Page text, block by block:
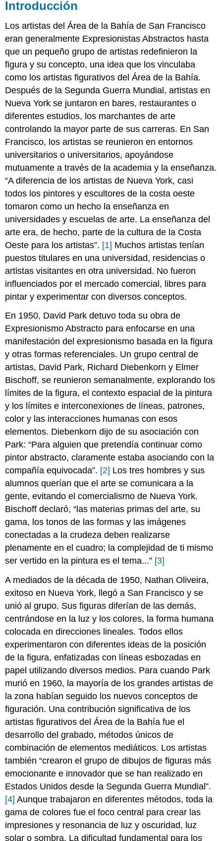
David
Richard
Diebenkorn
Elmer
Bischoff
Wayne
Thiebaud
Nathan
Oliveira
Joan
Brown
Manuel
Neri
Henrietta
Berk
Introducción
Los artistas del Área de la Bahía de San Francisco
eran generalmente Expresionistas Abstractos hasta
que un pequeño grupo de artistas redefinieron la
figura y su concepto, una idea que los vinculaba
como los artistas figurativos del Área de la Bahía.
Después de la Segunda Guerra Mundial, artistas en
Nueva York se juntaron en bares, restaurantes o
diferentes estudios, los marchantes de arte
controlando la mayor parte de sus carreras. En San
Francisco, los artistas se reunieron en entornos
universitarios o universitarios, apoyándose
mutuamente a través de la academia y la enseñanza.
“A diferencia de los artistas de Nueva York, casi
todos los pintores y escultores de la costa oeste
tomaron como un hecho la enseñanza en
universidades y escuelas de arte. La enseñanza del
arte era, de hecho, parte de la cultura de la Costa
Oeste para los artistas”. [1] Muchos artistas tenían
puestos titulares en una universidad, residencias o
artistas visitantes en otra universidad. No fueron
influenciados por el mercado comercial, libres para
pintar y experimentar con diversos conceptos.
En 1950, David Park detuvo toda su obra de
Expresionismo Abstracto para enfocarse en una
manifestación del expresionismo basada en la figura
y otras formas referenciales. Un grupo central de
artistas, David Park, Richard Diebenkorn y Elmer
Bischoff, se reunieron semanalmente, explorando los
límites de la figura, el contexto espacial de la pintura
y los límites e interconexiones de líneas, patrones,
color y las interacciones humanas con esos
elementos. Diebenkorn dijo de su asociación con
Park: “Para alguien que pretendía continuar como
pintor abstracto, claramente estaba asociando con la
compañía equivocada”. [2] Los tres hombres y sus
alumnos querían que el arte se comunicara a la
gente, evitando el comercialismo de Nueva York.
Bischoff declaró, “las materias primas del arte, su
gama, los tonos de las formas y las imágenes
conectadas a la crudeza deben realizarse
plenamente en el cuadro; la complejidad de ti mismo
ser vertido en la pintura es el tema...” [3]
A mediados de la década de 1950, Nathan Oliveira,
exitoso en Nueva York, llegó a San Francisco y se
unió al grupo. Sus figuras diferían de las demás,
centrándose en la luz y los colores, la forma humana
colocada en direcciones lineales. Todos ellos
experimentaron con diferentes ideas de la posición
de la figura, enfatizadas con líneas esbozadas en
papel utilizando diversos medios. Para cuando Park
murió en 1960, la mayoría de los grandes artistas de
la zona habían seguido los nuevos conceptos de
figuración. Una contribución significativa de los
artistas figurativos del Área de la Bahía fue el
desarrollo del grabado, métodos únicos de
combinación de elementos mediáticos. Los artistas
también “crearon el grupo de dibujos de figuras más
emocionante e innovador que se han realizado en
Estados Unidos desde la Segunda Guerra Mundial”.
[4] Aunque trabajaron en diferentes métodos, toda la
gama de colores fue el foco central para crear las
impresiones y resonancia de luz y oscuridad, luz
solar o sombra. La dificultad fundamental para los